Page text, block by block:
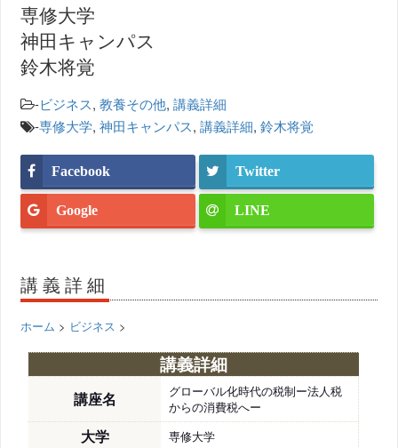
専修大学
神田キャンパス
鈴木将覚
-ビジネス,教養その他,講義詳細
-専修大学,神田キャンパス,講義詳細,鈴木将覚
Facebook Twitter
Google LINE
講義詳細
ホーム > ビジネス >
講義詳細
講座名
グローバル化時代の税制ー法人税
からの消費税へー
大学 専修大学